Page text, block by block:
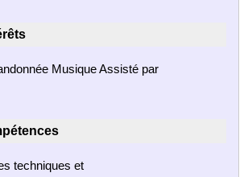
Musique Assisté par
techniques et